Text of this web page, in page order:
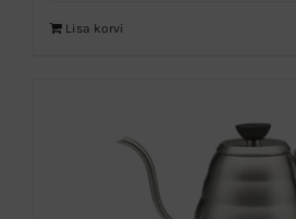
Lisa korvi